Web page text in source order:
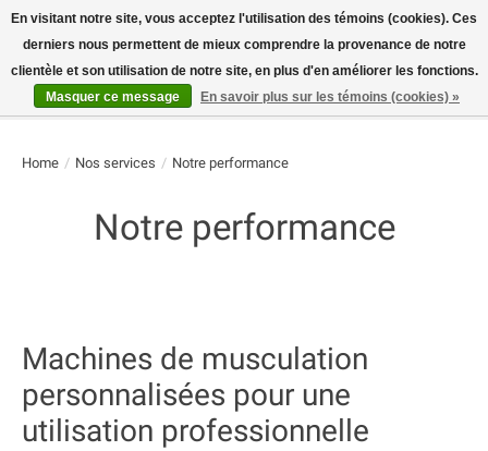
E-MAIL:info@flame-sport.deTEL.: +49 1525 9705 011
Liste de souhaits
Panier
Home / Nos services / Notre performance
Notre performance
Machines de musculation
personnalisées pour une
utilisation professionnelle
En visitant notre site, vous acceptez l'utilisation des témoins (cookies). Ces
derniers nous permettent de mieux comprendre la provenance de notre
clientèle et son utilisation de notre site, en plus d'en améliorer les fonctions.
Masquer ce message
En savoir plus sur les témoins (cookies) »